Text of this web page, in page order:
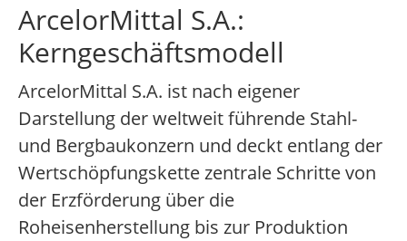
ArcelorMittal S.A.:
Kerngeschäftsmodell
ArcelorMittal S.A. ist nach eigener
Darstellung der weltweit führende Stahl-
und Bergbaukonzern und deckt entlang der
Wertschöpfungskette zentrale Schritte von
der Erzförderung über die
Roheisenherstellung bis zur Produktion